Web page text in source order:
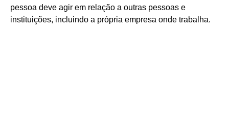
pessoa deve agir em relação a outras pessoas e
instituições, incluindo a própria empresa onde trabalha.